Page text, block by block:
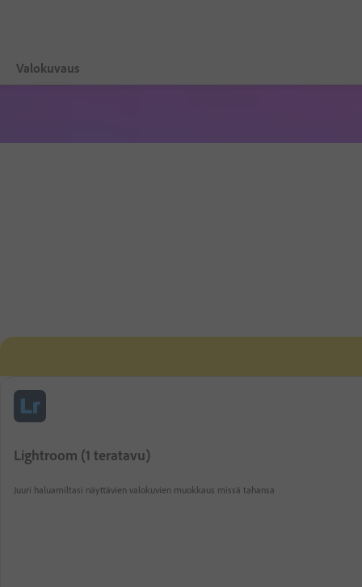
Valokuvaus
Lightroom (1 teratavu)
Juuri haluamiltasi näyttävien valokuvien muokkaus missä tahansa